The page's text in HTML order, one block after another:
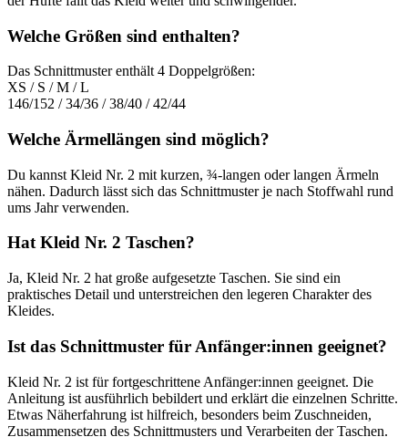
Welche Größen sind enthalten?
Das Schnittmuster enthält 4 Doppelgrößen:
XS / S / M / L
146/152 / 34/36 / 38/40 / 42/44
Welche Ärmellängen sind möglich?
Du kannst Kleid Nr. 2 mit kurzen, ¾-langen oder langen Ärmeln
nähen. Dadurch lässt sich das Schnittmuster je nach Stoffwahl rund
ums Jahr verwenden.
Hat Kleid Nr. 2 Taschen?
Ja, Kleid Nr. 2 hat große aufgesetzte Taschen. Sie sind ein
praktisches Detail und unterstreichen den legeren Charakter des
Kleides.
Ist das Schnittmuster für Anfänger:innen geeignet?
Kleid Nr. 2 ist für fortgeschrittene Anfänger:innen geeignet. Die
Anleitung ist ausführlich bebildert und erklärt die einzelnen Schritte.
Etwas Näherfahrung ist hilfreich, besonders beim Zuschneiden,
Zusammensetzen des Schnittmusters und Verarbeiten der Taschen.